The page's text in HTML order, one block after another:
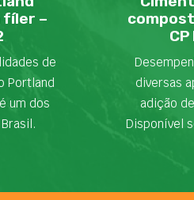
fíler –
de
Portland
um dos
diversas
adição
Disponível